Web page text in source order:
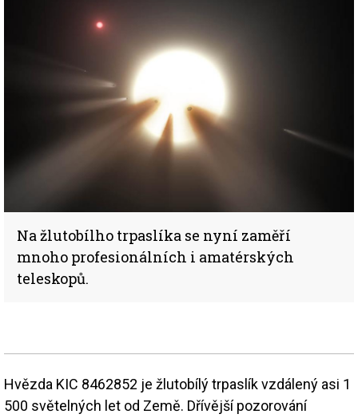
Na žlutobílho trpaslíka se nyní zaměří
mnoho profesionálních i amatérských
teleskopů.
Hvězda KIC 8462852 je žlutobílý trpaslík vzdálený asi 1
500 světelných let od Země. Dřívější pozorování